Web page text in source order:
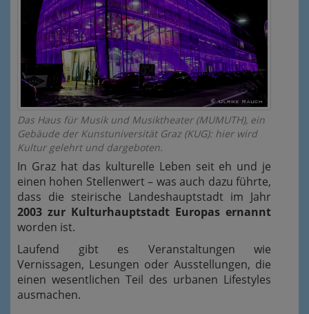
Das Haus für Musik und Musiktheater (MUMUTH), ein
Gebäude der Kunstuniversität Graz (KUG): hier wird
Kultur gelehrt und dargeboten.
In Graz hat das kulturelle Leben seit eh und je
einen hohen Stellenwert – was auch dazu führte,
dass die steirische Landeshauptstadt im Jahr
2003 zur Kulturhauptstadt Europas ernannt
worden ist.
Laufend gibt es Veranstaltungen wie
Vernissagen, Lesungen oder Ausstellungen, die
einen wesentlichen Teil des urbanen Lifestyles
ausmachen.